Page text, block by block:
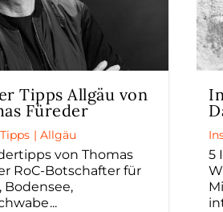
Tipps Allgäu von
Füreder
|Allgäu
von Thomas
RoC-Botschafter für
Bodensee,
5